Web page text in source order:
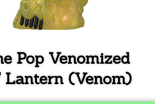
Pop Venomized
Lantern (Venom)